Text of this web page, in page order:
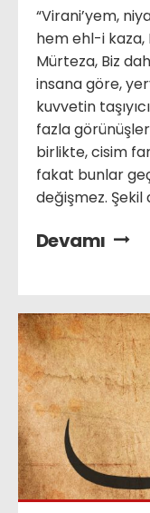
“Virani’yem,
hem ehl-i
Mürteza, Biz
insana göre,
kuvvetin
fazla
birlikte, cisim
fakat bunlar
değişmez. Şekil
Devamı